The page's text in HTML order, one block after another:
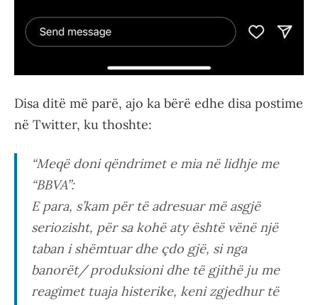
Disa ditë më parë, ajo ka bërë edhe disa postime
në Twitter, ku thoshte:
“Meqë doni qëndrimet e mia në lidhje me
“BBVA”:
E para, s’kam për të adresuar më asgjë
seriozisht, për sa kohë aty është vënë një
taban i shëmtuar dhe çdo gjë, si nga
banorët/ produksioni dhe të gjithë ju me
reagimet tuaja histerike, keni zgjedhur të